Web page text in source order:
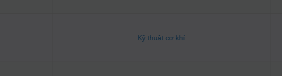
Kỹ thuật cơ khí